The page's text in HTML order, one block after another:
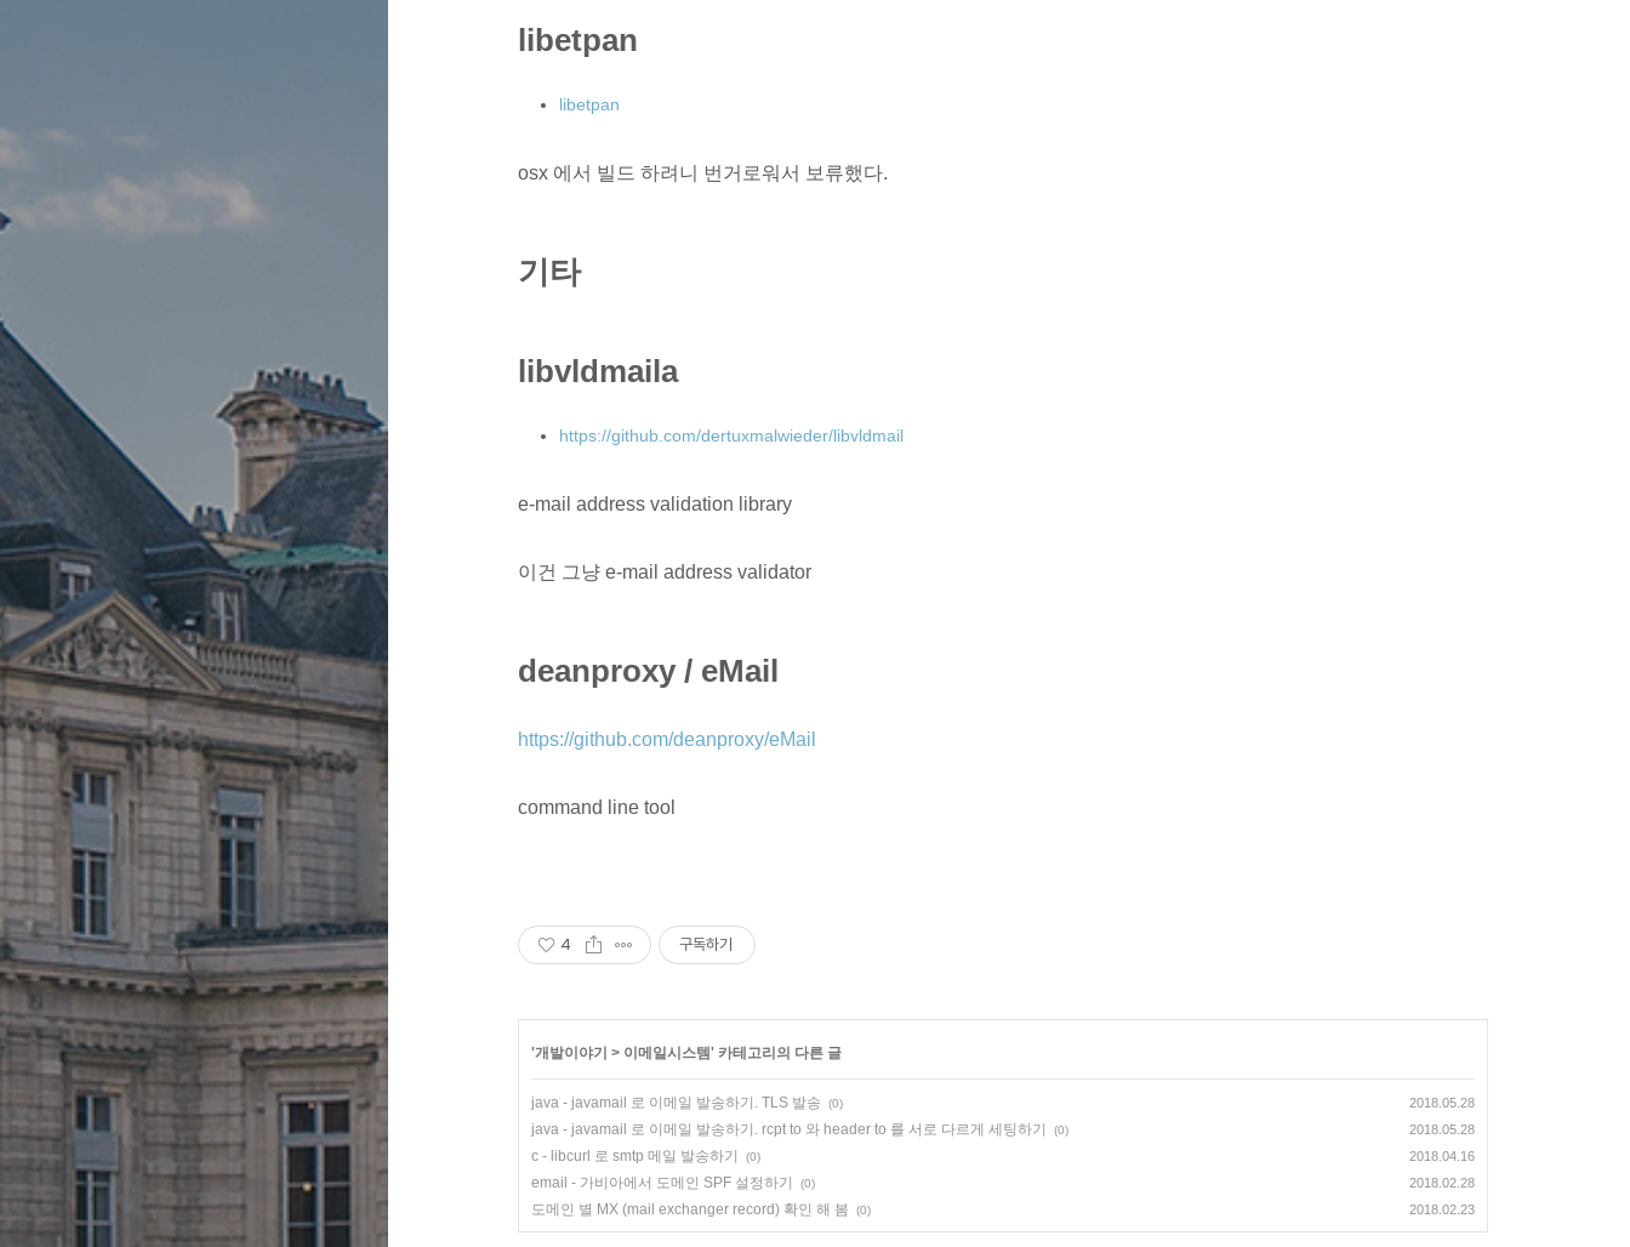
libetpan
libetpan
osx 에서 빌드 하려니 번거로워서 보류했다.
기타
libvldmaila
https://github.com/dertuxmalwieder/libvldmail
e-mail address validation library
이건 그냥 e-mail address validator
deanproxy / eMail
https://github.com/deanproxy/eMail
command line tool
4 구독하기
'개발이야기 > 이메일시스템' 카테고리의 다른 글
java - javamail 로 이메일 발송하기. TLS 발송 (0) 2018.05.28
java - javamail 로 이메일 발송하기. rcpt to 와 header to 를 서로 다르게 세팅하기 (0) 2018.05.28
c - libcurl 로 smtp 메일 발송하기 (0) 2018.04.16
email - 가비아에서 도메인 SPF 설정하기 (0) 2018.02.28
도메인 별 MX (mail exchanger record) 확인 해 봄 (0) 2018.02.23